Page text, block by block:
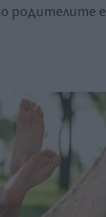
родителите е